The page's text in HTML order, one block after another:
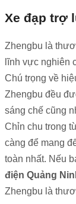
Xe đạp trợ
Zhengbu là
lĩnh vực nghiên
Chú trọng về
Zhengbu đều
sáng chế cũng
Chỉn chu trong
càng để mang
toàn nhất. Nếu
điện Quảng
Zhengbu là